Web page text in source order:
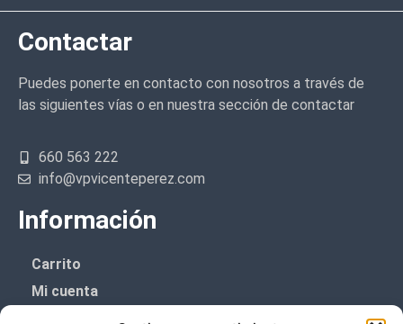
Contactar
Puedes ponerte en contacto con nosotros a través de
las siguientes vías o en nuestra sección de contactar
660 563 222
info@vpvicenteperez.com
Información
Carrito
Mi cuenta